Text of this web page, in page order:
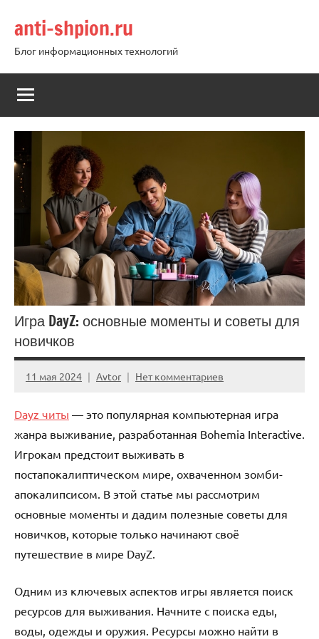
содержимому
anti-shpion.ru
Блог информационных технологий
Игра DayZ: основные моменты и советы для
новичков
11 мая 2024 Avtor Нет комментариев
Dayz читы — это популярная компьютерная игра
жанра выживание, разработанная Bohemia Interactive.
Игрокам предстоит выживать в
постапокалиптическом мире, охваченном зомби-
апокалипсисом. В этой статье мы рассмотрим
основные моменты и дадим полезные советы для
новичков, которые только начинают своё
путешествие в мире DayZ.
Одним из ключевых аспектов игры является поиск
ресурсов для выживания. Начните с поиска еды,
воды, одежды и оружия. Ресурсы можно найти в